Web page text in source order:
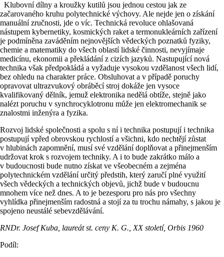
Klubovní dílny a kroužky kutilů jsou jednou cestou jak ze
začarovaného kruhu polytechnické výchovy. Ale nejde jen o získání
manuální zručnosti, jde o víc. Technická revoluce ohlašovaná
nástupem kybernetiky, kosmických raket a termonukleárních zařízení
je podmíněna zaváděním nejnovějších vědeckých poznatků fyziky,
chemie a matematiky do všech oblastí lidské činnosti, nevyjímaje
medicínu, ekonomii a překládání z cizích jazyků. Nastupující nová
technika však předpokládá a vyžaduje vysokou vzdělanost všech lidí,
bez ohledu na charakter práce. Obsluhovat a v případě poruchy
opravovat ultrazvukový obráběcí stroj dokáže jen vysoce
kvalifikovaný dělník, jemuž elektronika nedělá obtíže, stejně jako
nalézt poruchu v synchrocyklotronu může jen elektromechanik se
znalostmi inženýra a fyzika.
Rozvoj lidské společnosti a spolu s ní i technika postupují i technika
postupují vpřed obrovskou rychlostí a všichni, kdo nechtějí zůstat
v hlubinách zapomnění, musí své vzdělání doplňovat a přinejmenším
udržovat krok s rozvojem techniky. A i to bude zakrátko málo a
v budoucnosti bude nutno získat ve všeobecném a zejména
polytechnickém vzdělání určitý předstih, který zaručí plné využití
všech vědeckých a technických objevů, jichž bude v budoucnu
mnohem více než dnes. A to je bezesporu pro nás pro všechny
vyhlídka přinejmenším radostná a stojí za tu trochu námahy, s jakou je
spojeno neustálé sebevzdělávání.
RNDr. Josef Kuba, laureát st. ceny K. G., XX století, Orbis 1960
Podíl: